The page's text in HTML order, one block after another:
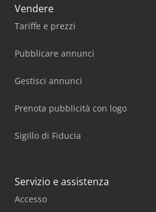
Vendere
Tariffe e prezzi
Pubblicare annunci
Gestisci annunci
Prenota pubblicità con logo
Sigillo di Fiducia
Servizio e assistenza
Accesso